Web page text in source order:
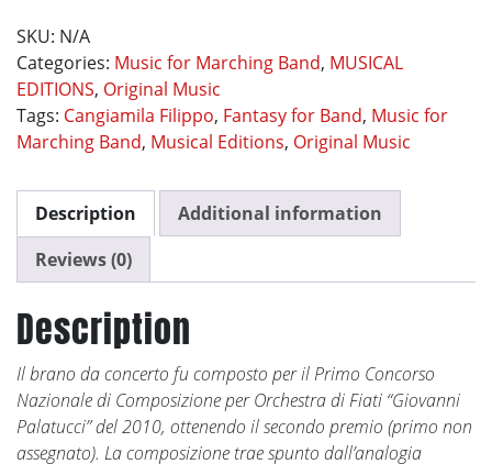
SKU: N/A
Categories: Music for Marching Band, MUSICAL
EDITIONS, Original Music
Tags: Cangiamila Filippo, Fantasy for Band, Music for
Marching Band, Musical Editions, Original Music
Description
Additional information
Reviews (0)
Description
Il brano da concerto fu composto per il Primo Concorso
Nazionale di Composizione per Orchestra di Fiati “Giovanni
Palatucci” del 2010, ottenendo il secondo premio (primo non
assegnato). La composizione trae spunto dall’analogia